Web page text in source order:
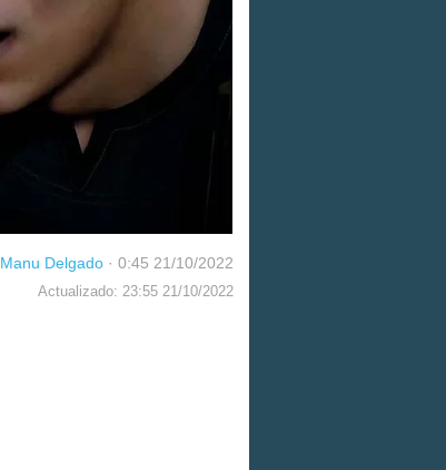
Manu Delgado · 0:45 21/10/2022
Actualizado: 23:55 21/10/2022